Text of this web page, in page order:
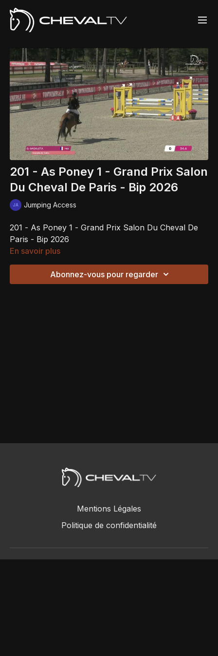
201 - As Poney 1 - Grand Prix Salon
Du Cheval De Paris - Bip 2026
Jumping Access
201 - As Poney 1 - Grand Prix Salon Du Cheval De
Paris - Bip 2026
En savoir plus
Abonnez-vous pour regarder
Mentions Légales
Politique de confidentialité